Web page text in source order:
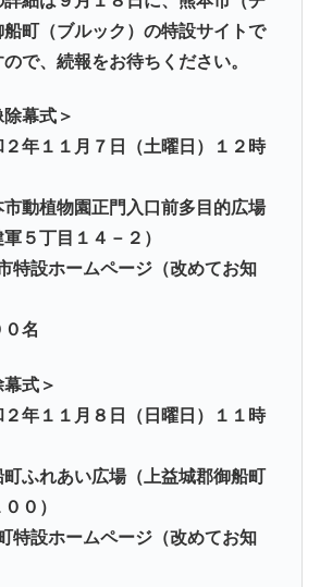
船町（ブルック）の特設サイトで
で、続報をお待ちください。
幕式＞
１１月７日（土曜日）１２時
植物園正門入口前多目的広場
５丁目１４－２）
特設ホームページ（改めてお知
名
式＞
１１月８日（日曜日）１１時
れあい広場（上益城郡御船町
０）
特設ホームページ（改めてお知